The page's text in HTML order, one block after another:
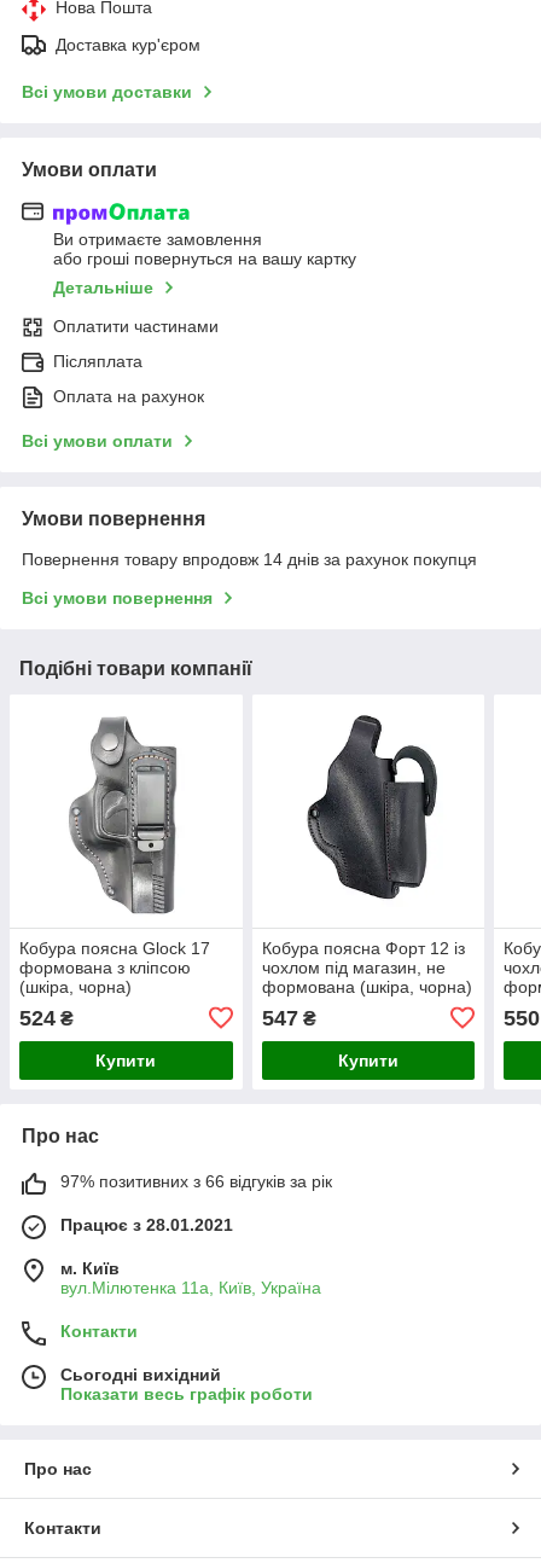
Нова Пошта
Доставка кур'єром
Всі умови доставки
Умови оплати
Ви отримаєте замовлення
або гроші повернуться на вашу картку
Детальніше
Оплатити частинами
Післяплата
Оплата на рахунок
Всі умови оплати
Умови повернення
Повернення товару впродовж 14 днів за рахунок покупця
Всі умови повернення
Подібні товари компанії
Кобура поясна Glock 17
формована з кліпсою
(шкіра, чорна)
524 ₴
Купити
Кобура поясна Форт 12 із
чохлом під магазин, не
формована (шкіра, чорна)
547₴
Купити
550
Про нас
97% позитивних з 66 відгуків за рік
Працює з 28.01.2021
м. Київ
вул.Мілютенка 11а, Київ, Україна
Контакти
Сьогодні вихідний
Показати весь графік роботи
Про нас
Контакти